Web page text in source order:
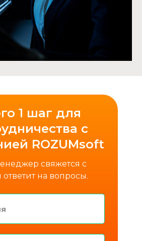
1 шаг для
с
ROZUMsoft
свяжется с
на вопросы.